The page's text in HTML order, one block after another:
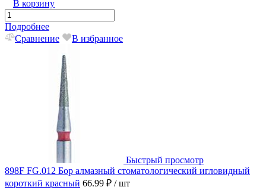
В корзину
Подробнее
Сравнение
В избранное
Быстрый просмотр
898F FG.012 Бор алмазный стоматологический игловидный
короткий красный 66.99 ₽ / шт